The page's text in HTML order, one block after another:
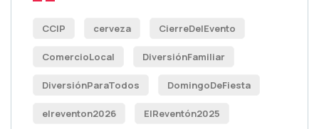
CCIP cerveza CierreDelEvento
ComercioLocal DiversiónFamiliar
DiversiónParaTodos DomingoDeFiesta
elreventon2026 ElReventón2025